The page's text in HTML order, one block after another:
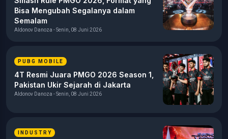
Bisa Mengubah Segalanya dalam
Semalam
Aldonov Danoza - Senin, 08 Juni 2026
PUBG MOBILE
4T Resmi Juara PMGO 2026 Season 1,
Pakistan Ukir Sejarah di Jakarta
Aldonov Danoza - Senin, 08 Juni 2026
INDUSTRY